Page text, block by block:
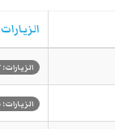
الزيارات
الزيارات: 7737
الزيارات: 19626